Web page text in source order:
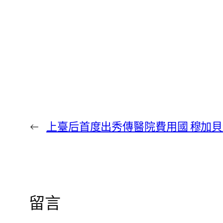
← 上臺后首度出秀傳醫院費用國 穆加
留言